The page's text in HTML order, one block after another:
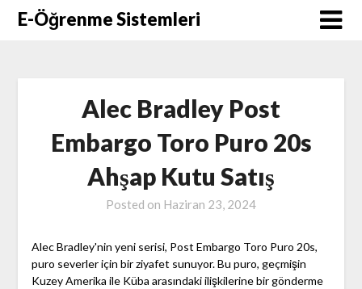
SkipE-Öğrenme Sistemleri
Alec Bradley Post
Embargo Toro Puro 20s
Ahşap Kutu Satış
Posted on Haziran 23, 2024
Alec Bradley'nin yeni serisi, Post Embargo Toro Puro 20s,
puro severler için bir ziyafet sunuyor. Bu puro, geçmişin
Kuzey Amerika ile Küba arasındaki ilişkilerine bir gönderme